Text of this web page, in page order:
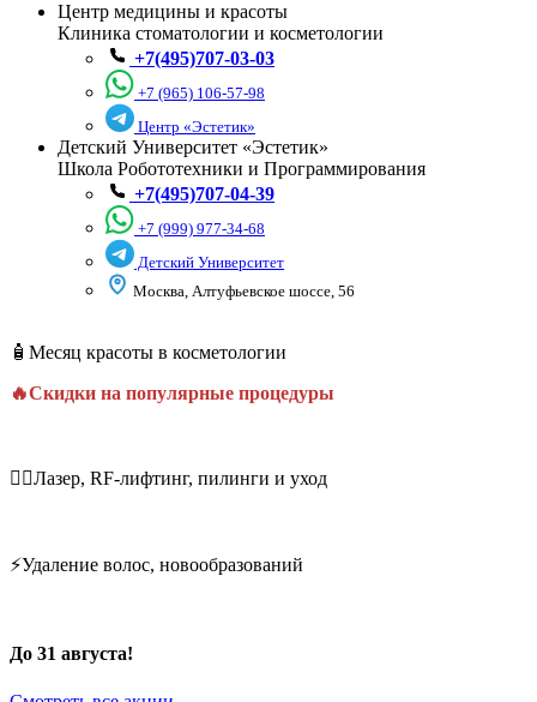
Центр медицины и красоты
Клиника стоматологии и косметологии
+7(495)707-03-03
+7 (965) 106-57-98
Центр «Эстетик»
Детский Университет «Эстетик»
Школа Робототехники и Программирования
+7(495)707-04-39
+7 (999) 977-34-68
Детский Университет
Москва, Алтуфьевское шоссе, 56
🧴Месяц красоты в косметологии
🔥Скидки на популярные процедуры
💆‍♀️Лазер, RF-лифтинг, пилинги и уход
⚡Удаление волос, новообразований
До 31 августа!